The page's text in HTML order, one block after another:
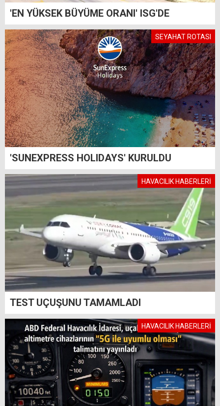
'EN YÜKSEK BÜYÜME ORANI' ISG'DE
SEYAHAT ROTASI
'SUNEXPRESS HOLIDAYS' KURULDU
HAVACILIK HABERLERİ
TEST UÇUŞUNU TAMAMLADI
HAVACILIK HABERLERİ